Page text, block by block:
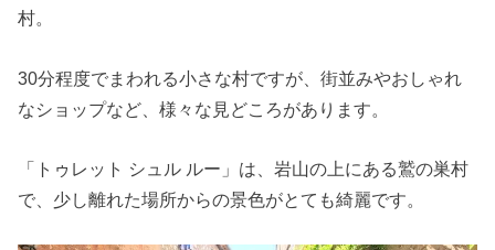
村。
30分程度でまわれる小さな村ですが、街並みやおしゃれ
なショップなど、様々な見どころがあります。
「トゥレット シュル ルー」は、岩山の上にある鷲の巣村
で、少し離れた場所からの景色がとても綺麗です。